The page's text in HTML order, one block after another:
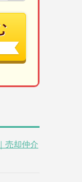
売却仲介